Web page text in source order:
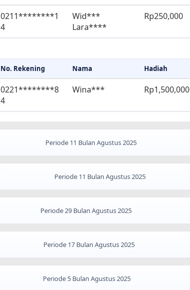
0211********1
4
Wid***
Lara****
Rp250,000
No. Rekening Nama Hadiah
0221********8
4
Wina*** Rp1,500,000
Periode 11 Bulan Agustus 2025
Periode 11 Bulan Agustus 2025
Periode 29 Bulan Agustus 2025
Periode 17 Bulan Agustus 2025
Periode 5 Bulan Agustus 2025